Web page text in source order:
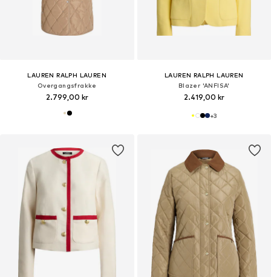
LAUREN RALPH LAUREN
Overgangsfrakke
2.799,00 kr
LAUREN RALPH LAUREN
Blazer 'ANFISA'
2.419,00 kr
+3